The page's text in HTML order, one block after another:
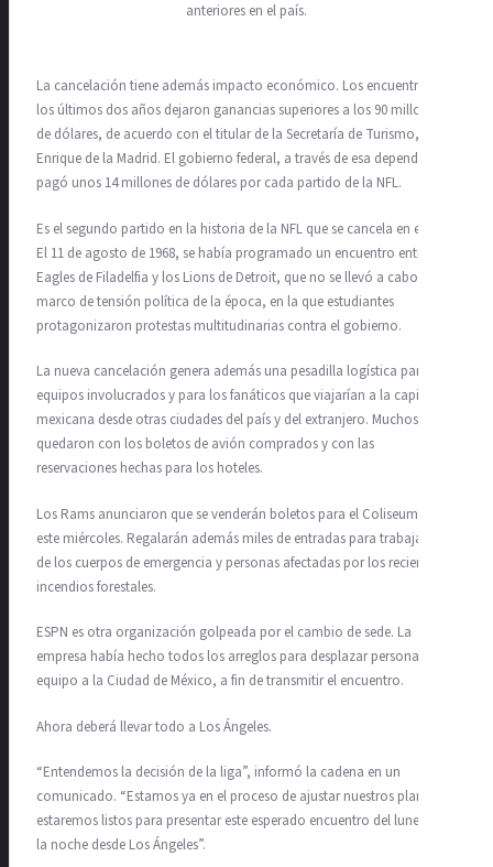
anteriores en el país.
La cancelación tiene además impacto económico. Los encuentros de
los últimos dos años dejaron ganancias superiores a los 90 millones
de dólares, de acuerdo con el titular de la Secretaría de Turismo,
Enrique de la Madrid. El gobierno federal, a través de esa dependencia,
pagó unos 14 millones de dólares por cada partido de la NFL.
Es el segundo partido en la historia de la NFL que se cancela en el país.
El 11 de agosto de 1968, se había programado un encuentro entre los
Eagles de Filadelfia y los Lions de Detroit, que no se llevó a cabo, en el
marco de tensión política de la época, en la que estudiantes
protagonizaron protestas multitudinarias contra el gobierno.
La nueva cancelación genera además una pesadilla logística para los
equipos involucrados y para los fanáticos que viajarían a la capital
mexicana desde otras ciudades del país y del extranjero. Muchos se
quedaron con los boletos de avión comprados y con las
reservaciones hechas para los hoteles.
Los Rams anunciaron que se venderán boletos para el Coliseum desde
este miércoles. Regalarán además miles de entradas para trabajadores
de los cuerpos de emergencia y personas afectadas por los recientes
incendios forestales.
ESPN es otra organización golpeada por el cambio de sede. La
empresa había hecho todos los arreglos para desplazar personal y
equipo a la Ciudad de México, a fin de transmitir el encuentro.
Ahora deberá llevar todo a Los Ángeles.
“Entendemos la decisión de la liga”, informó la cadena en un
comunicado. “Estamos ya en el proceso de ajustar nuestros planes y
estaremos listos para presentar este esperado encuentro del lunes por
la noche desde Los Ángeles”.